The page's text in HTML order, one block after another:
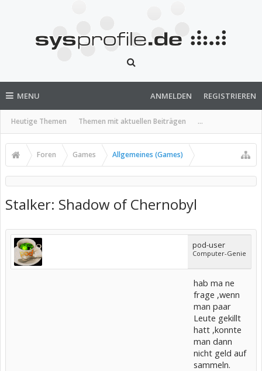
MENU
Heutige Themen Themen mit aktuellen Beiträgen ...
ANMELDEN REGISTRIEREN
Foren Games Allgemeines (Games)
Stalker: Shadow of Chernobyl
pod-user
Computer-Genie
hab ma ne
frage ,wenn
man paar
Leute gekillt
hatt ,konnte
man dann
nicht geld auf
sammeln.